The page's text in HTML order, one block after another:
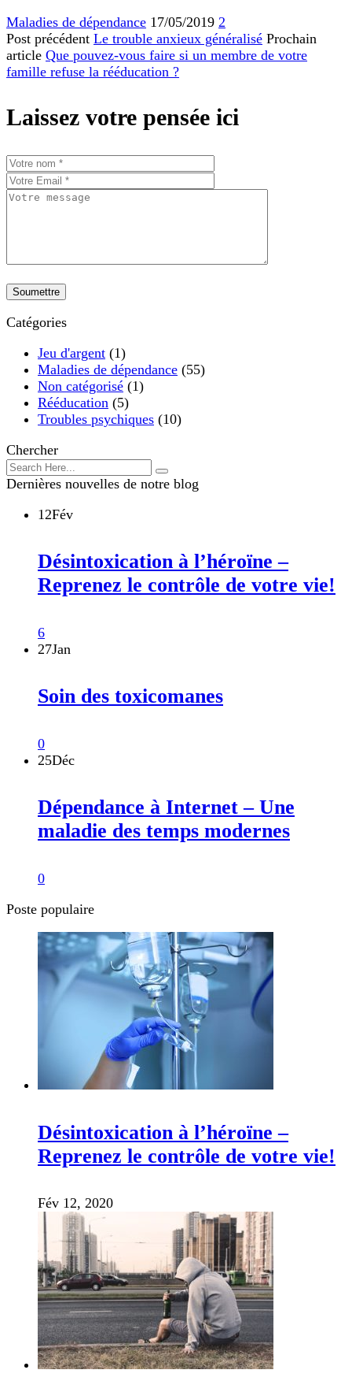
Maladies de dépendance 17/05/2019 2
Post précédent Le trouble anxieux généralisé Prochain
article Que pouvez-vous faire si un membre de votre
famille refuse la rééducation ?
Laissez votre pensée ici
Catégories
Jeu d'argent (1)
Maladies de dépendance (55)
Non catégorisé (1)
Rééducation (5)
Troubles psychiques (10)
Chercher
Dernières nouvelles de notre blog
12Fév
Désintoxication à l’héroïne –
Reprenez le contrôle de votre vie!
6
27Jan
Soin des toxicomanes
0
25Déc
Dépendance à Internet – Une
maladie des temps modernes
0
Poste populaire
Désintoxication à l’héroïne –
Reprenez le contrôle de votre vie!
Fév 12, 2020